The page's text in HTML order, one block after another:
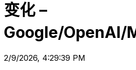
变化 –
Google/OpenAI/
2/9/2026, 4:29:39 PM